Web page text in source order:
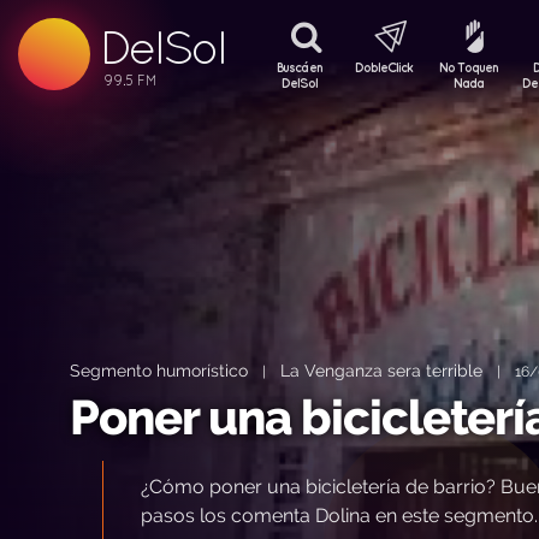
DelSol
99.5 FM
Buscá en
DelSol
DobleClick
No Toquen
Nada
Segmento humorístico| La Venganza sera terrible | 16/
Poner una
¿Cómo poner una bicicletería de barrio?
pasos los comenta Dolina en este segmento.